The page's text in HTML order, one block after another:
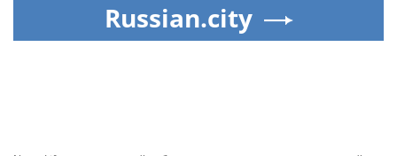
Russian.city